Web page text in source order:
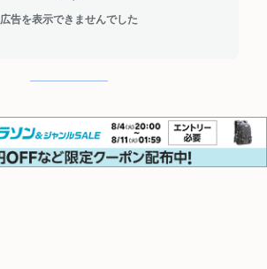
広告を表示できませんでした